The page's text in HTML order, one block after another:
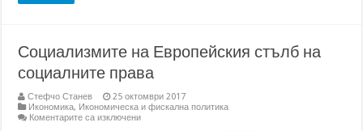
Социализмите на Европейския стълб на
социалните права
Стефчо Станев
25 октомври 2017
Икономика, Икономическа и фискална политика
Коментарите са изключениза